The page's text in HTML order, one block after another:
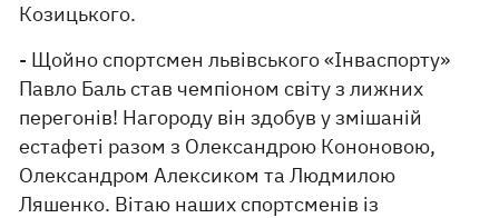
Козицького.
- Щойно спортсмен львівського «Інваспорту»
Павло Баль став чемпіоном світу з лижних
перегонів! Нагороду він здобув у змішаній
естафеті разом з Олександрою Кононовою,
Олександром Алексиком та Людмилою
Ляшенко. Вітаю наших спортсменів із